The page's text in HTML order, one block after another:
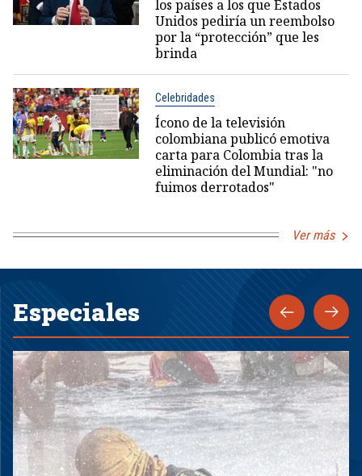
los países a los que Estados
Unidos pediría un reembolso
por la “protección” que les
brinda
Celebridades
Ícono de la televisión
colombiana publicó emotiva
carta para Colombia tras la
eliminación del Mundial: "no
fuimos derrotados"
Ver más
Especiales